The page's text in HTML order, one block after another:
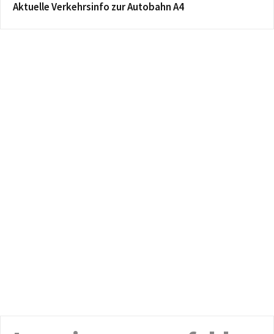
Aktuelle Verkehrsinfo zur Autobahn A4